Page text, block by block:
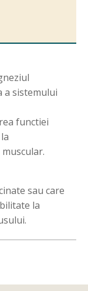
a sistemului
functiei
sau care
la